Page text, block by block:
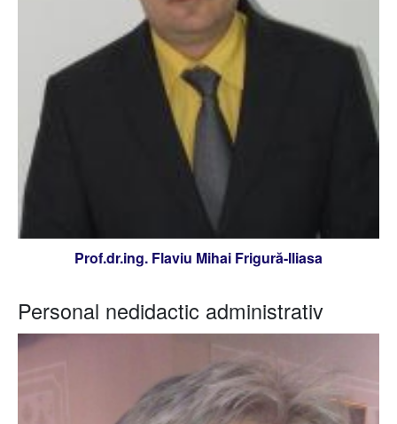
Prof.dr.ing. Flaviu Mihai Frigură-Iliasa
Personal nedidactic administrativ